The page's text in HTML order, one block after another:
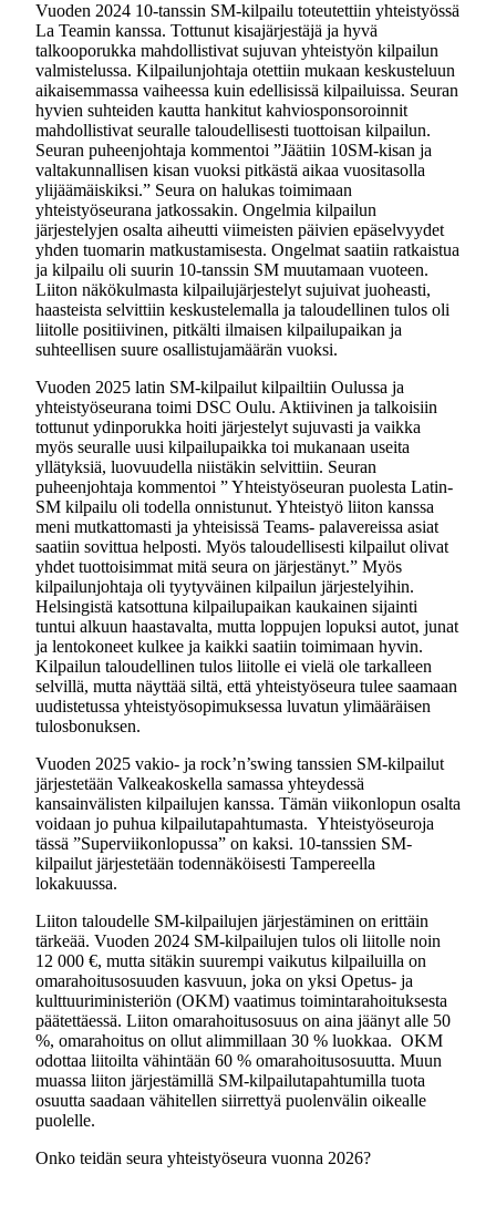
Vuoden 2024 10-tanssin SM-kilpailu toteutettiin yhteistyössä
La Teamin kanssa. Tottunut kisajärjestäjä ja hyvä
talkooporukka mahdollistivat sujuvan yhteistyön kilpailun
valmistelussa. Kilpailunjohtaja otettiin mukaan keskusteluun
aikaisemmassa vaiheessa kuin edellisissä kilpailuissa. Seuran
hyvien suhteiden kautta hankitut kahviosponsoroinnit
mahdollistivat seuralle taloudellisesti tuottoisan kilpailun.
Seuran puheenjohtaja kommentoi ”Jäätiin 10SM-kisan ja
valtakunnallisen kisan vuoksi pitkästä aikaa vuositasolla
ylijäämäiskiksi.” Seura on halukas toimimaan
yhteistyöseurana jatkossakin. Ongelmia kilpailun
järjestelyjen osalta aiheutti viimeisten päivien epäselvyydet
yhden tuomarin matkustamisesta. Ongelmat saatiin ratkaistua
ja kilpailu oli suurin 10-tanssin SM muutamaan vuoteen.
Liiton näkökulmasta kilpailujärjestelyt sujuivat juoheasti,
haasteista selvittiin keskustelemalla ja taloudellinen tulos oli
liitolle positiivinen, pitkälti ilmaisen kilpailupaikan ja
suhteellisen suure osallistujamäärän vuoksi.
Vuoden 2025 latin SM-kilpailut kilpailtiin Oulussa ja
yhteistyöseurana toimi DSC Oulu. Aktiivinen ja talkoisiin
tottunut ydinporukka hoiti järjestelyt sujuvasti ja vaikka
myös seuralle uusi kilpailupaikka toi mukanaan useita
yllätyksiä, luovuudella niistäkin selvittiin. Seuran
puheenjohtaja kommentoi ” Yhteistyöseuran puolesta Latin-
SM kilpailu oli todella onnistunut. Yhteistyö liiton kanssa
meni mutkattomasti ja yhteisissä Teams- palavereissa asiat
saatiin sovittua helposti. Myös taloudellisesti kilpailut olivat
yhdet tuottoisimmat mitä seura on järjestänyt.” Myös
kilpailunjohtaja oli tyytyväinen kilpailun järjestelyihin.
Helsingistä katsottuna kilpailupaikan kaukainen sijainti
tuntui alkuun haastavalta, mutta loppujen lopuksi autot, junat
ja lentokoneet kulkee ja kaikki saatiin toimimaan hyvin.
Kilpailun taloudellinen tulos liitolle ei vielä ole tarkalleen
selvillä, mutta näyttää siltä, että yhteistyöseura tulee saamaan
uudistetussa yhteistyösopimuksessa luvatun ylimääräisen
tulosbonuksen.
Vuoden 2025 vakio- ja rock’n’swing tanssien SM-kilpailut
järjestetään Valkeakoskella samassa yhteydessä
kansainvälisten kilpailujen kanssa. Tämän viikonlopun osalta
voidaan jo puhua kilpailutapahtumasta. Yhteistyöseuroja
tässä ”Superviikonlopussa” on kaksi. 10-tanssien SM-
kilpailut järjestetään todennäköisesti Tampereella
lokakuussa.
Liiton taloudelle SM-kilpailujen järjestäminen on erittäin
tärkeää. Vuoden 2024 SM-kilpailujen tulos oli liitolle noin
12 000 €, mutta sitäkin suurempi vaikutus kilpailuilla on
omarahoitusosuuden kasvuun, joka on yksi Opetus- ja
kulttuuriministeriön (OKM) vaatimus toimintarahoituksesta
päätettäessä. Liiton omarahoitusosuus on aina jäänyt alle 50
%, omarahoitus on ollut alimmillaan 30 % luokkaa. OKM
odottaa liitoilta vähintään 60 % omarahoitusosuutta. Muun
muassa liiton järjestämillä SM-kilpailutapahtumilla tuota
osuutta saadaan vähitellen siirrettyä puolenvälin oikealle
puolelle.
Onko teidän seura yhteistyöseura vuonna 2026?